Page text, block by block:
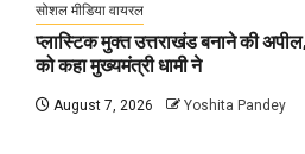
सोशल मीडिया वायरल
प्लास्टिक मुक्त उत्तराखंड बनाने की अपील,
को कहा मुख्यमंत्री धामी ने
August 7, 2026 Yoshita Pandey